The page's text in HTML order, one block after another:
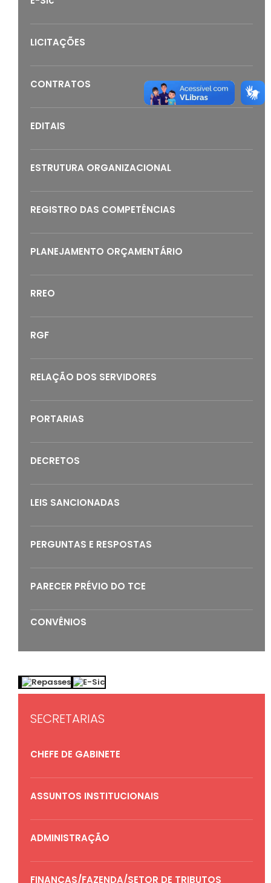
LICITAÇÕES
CONTRATOS
EDITAIS
ESTRUTURA ORGANIZACIONAL
REGISTRO DAS COMPETÊNCIAS
PLANEJAMENTO ORÇAMENTÁRIO
RREO
RGF
RELAÇÃO DOS SERVIDORES
PORTARIAS
DECRETOS
LEIS SANCIONADAS
PERGUNTAS E RESPOSTAS
PARECER PRÉVIO DO TCE
CONVÊNIOS
SECRETARIAS
CHEFE DE GABINETE
ASSUNTOS INSTITUCIONAIS
ADMINISTRAÇÃO
FINANÇAS/FAZENDA/SETOR DE TRIBUTOS